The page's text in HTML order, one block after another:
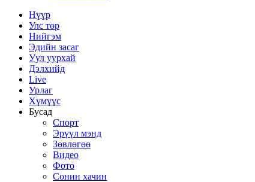
Нүүр
Улс төр
Нийгэм
Эдийн засаг
Уул уурхай
Дэлхийд
Live
Урлаг
Хүмүүс
Бусад
Спорт
Эрүүл мэнд
Зөвлөгөө
Видео
Фото
Сонин хачин